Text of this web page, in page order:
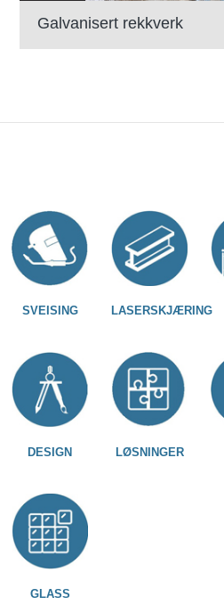
Galvanisert rekkverk
SVEISING LASERSKJÆRING
DESIGN LØSNINGER
GLASS